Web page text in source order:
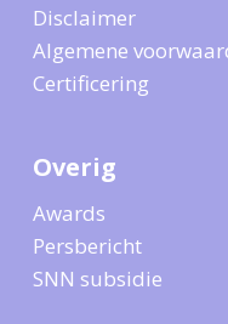
Disclaimer
Algemene
Certificering
Overig
Awards
Persbericht
SNN subsidie